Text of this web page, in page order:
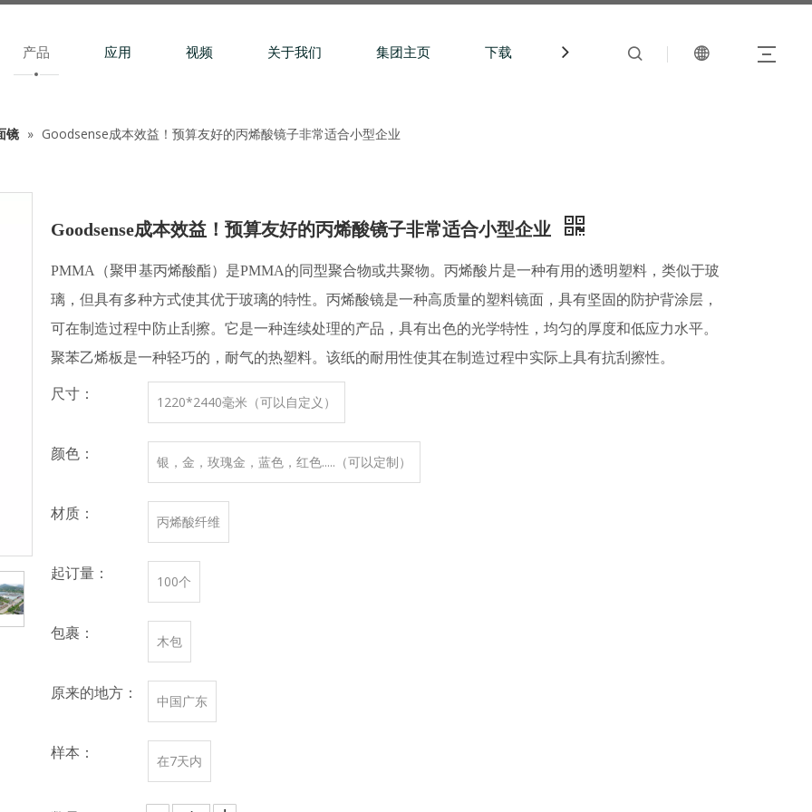
产品 应用 视频 关于我们 集团主页 下载 中文站
镜 » Goodsense成本效益！预算友好的丙烯酸镜子非常适合小型企业
Goodsense成本效益！预算友好的丙烯酸镜子非常适合小型企业
PMMA（聚甲基丙烯酸酯）是PMMA的同型聚合物或共聚物。丙烯酸片是一种有用的透明塑料，类似于玻
璃，但具有多种方式使其优于玻璃的特性。丙烯酸镜是一种高质量的塑料镜面，具有坚固的防护背涂层，
可在制造过程中防止刮擦。它是一种连续处理的产品，具有出色的光学特性，均匀的厚度和低应力水平。
聚苯乙烯板是一种轻巧的，耐气的热塑料。该纸的耐用性使其在制造过程中实际上具有抗刮擦性。
尺寸： 1220*2440毫米（可以自定义）
颜色： 银，金，玫瑰金，蓝色，红色.....（可以定制）
材质： 丙烯酸纤维
起订量： 100个
包裹： 木包
原来的地方： 中国广东
样本： 在7天内